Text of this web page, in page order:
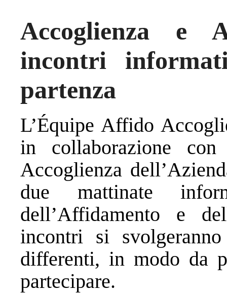
Accoglienza e
incontri
partenza
L’Équipe Affido
in collaborazione
Accoglienza
due mattinate
dell’Affidamento e
incontri si
differenti, in modo da
partecipare.